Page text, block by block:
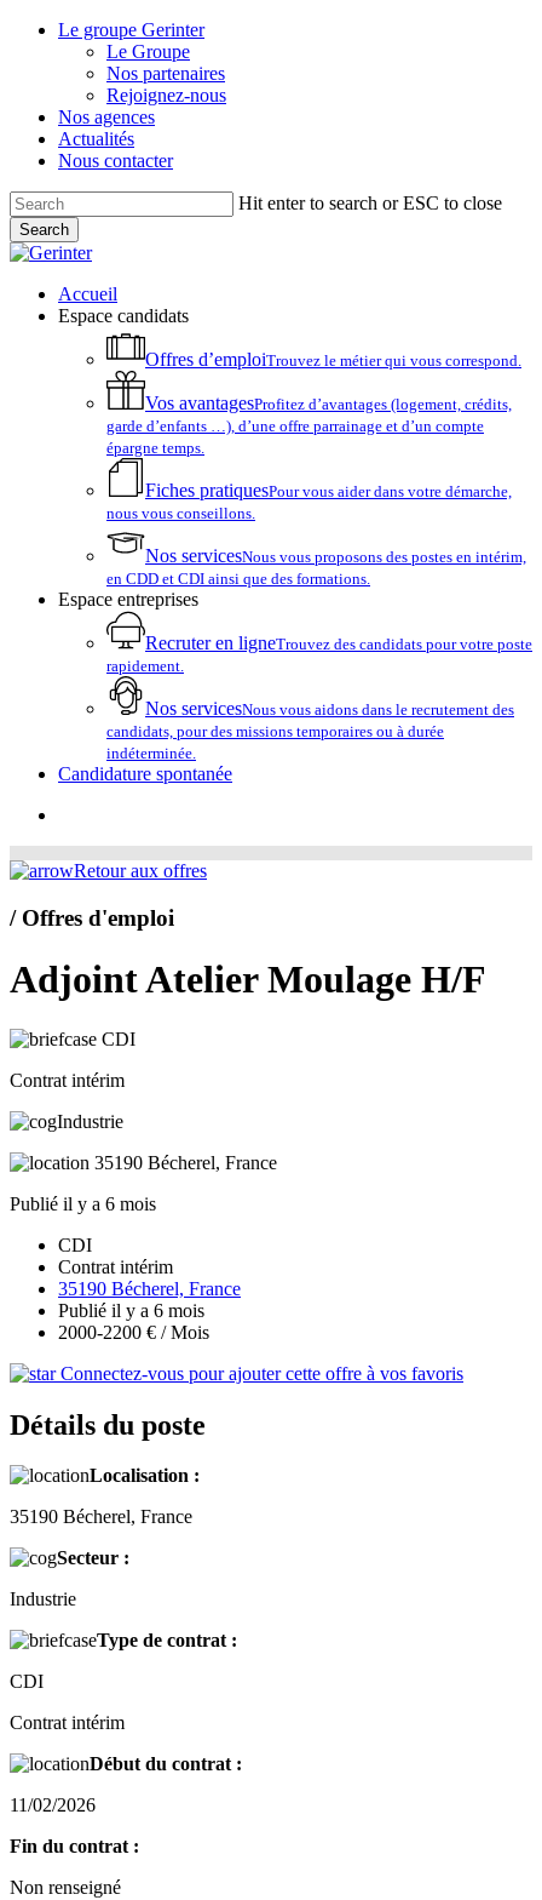
Skip
Le groupe Gerinter
Le Groupe
Nos partenaires
Rejoignez-nous
Nos agences
Actualités
Nous contacter
Hit enter to search or ESC to close
Search
Close
account
Menu
Accueil
Espace candidats
Offres d’emploiTrouvez le métier qui vous correspond.
Vos avantagesProfitez d’avantages (logement, crédits,
garde d’enfants …), d’une offre parrainage et d’un compte
épargne temps.
Fiches pratiquesPour vous aider dans votre démarche,
nous vous conseillons.
Nos servicesNous vous proposons des postes en intérim,
en CDD et CDI ainsi que des formations.
Espace entreprises
Recruter en ligneTrouvez des candidats pour votre poste
rapidement.
Nos servicesNous vous aidons dans le recrutement des
candidats, pour des missions temporaires ou à durée
indéterminée.
Candidature spontanée
Retour aux offres
/ Offres d'emploi
Adjoint Atelier Moulage H/F
CDI
Contrat intérim
Industrie
35190 Bécherel, France
Publié il y a 6 mois
CDI
Contrat intérim
35190 Bécherel, France
Publié il y a 6 mois
2000-2200 € / Mois
Connectez-vous pour ajouter cette offre à vos favoris
Détails du poste
Localisation :
35190 Bécherel, France
Secteur :
Industrie
Type de contrat :
CDI
Contrat intérim
Début du contrat :
11/02/2026
Fin du contrat :
Non renseigné